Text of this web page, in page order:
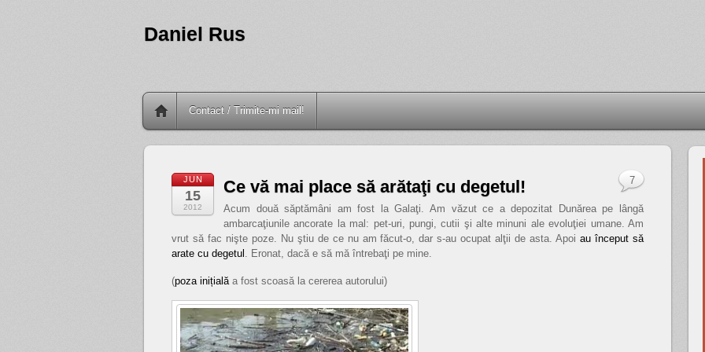
Daniel Rus
Contact / Trimite-mi mail!
JUN
15
2012
Ce vă mai place să arătaţi cu degetul!
Acum două săptămâni am fost la Galaţi. Am văzut ce a depozitat Dunărea pe lângă
ambarcaţiunile ancorate la mal: pet-uri, pungi, cutii şi alte minuni ale evoluţiei umane. Am
vrut să fac nişte poze. Nu ştiu de ce nu am făcut-o, dar s-au ocupat alţii de asta. Apoiau început să
arate cu degetul . Eronat, dacă e să mă întrebaţi pe mine.
(poza inițială a fost scoasă la cererea autorului)
7